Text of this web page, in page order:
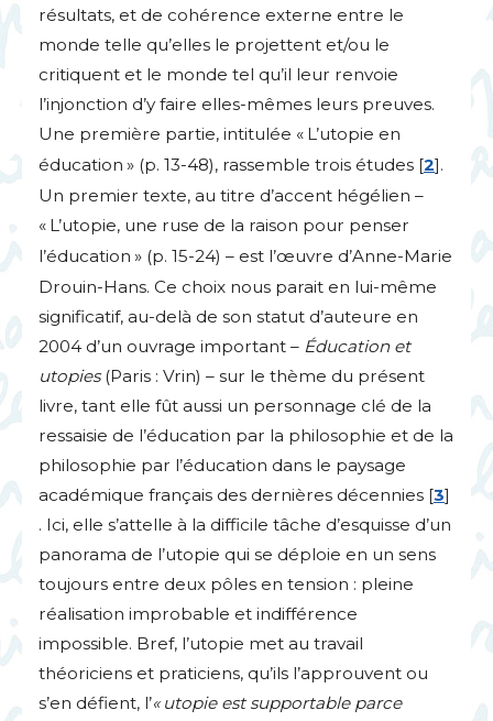
résultats, et de cohérence externe entre le
monde telle qu’elles le projettent et/ou le
critiquent et le monde tel qu’il leur renvoie
l’injonction d’y faire elles-mêmes leurs preuves.
Une première partie, intitulée « L’utopie en
éducation » (p. 13-48), rassemble trois études [2].
Un premier texte, au titre d’accent hégélien –
« L’utopie, une ruse de la raison pour penser
l’éducation » (p. 15-24) – est l’œuvre d’Anne-Marie
Drouin-Hans. Ce choix nous parait en lui-même
significatif, au-delà de son statut d’auteure en
2004 d’un ouvrage important – Éducation et
utopies(Paris : Vrin) – sur le thème du présent
livre, tant elle fût aussi un personnage clé de la
ressaisie de l’éducation par la philosophie et de la
philosophie par l’éducation dans le paysage
académique français des dernières décennies [3]
. Ici, elle s’attelle à la difficile tâche d’esquisse d’un
panorama de l’utopie qui se déploie en un sens
toujours entre deux pôles en tension : pleine
réalisation improbable et indifférence
impossible. Bref, l’utopie met au travail
théoriciens et praticiens, qu’ils l’approuvent ou
s’en défient, l’« utopie est supportable parce